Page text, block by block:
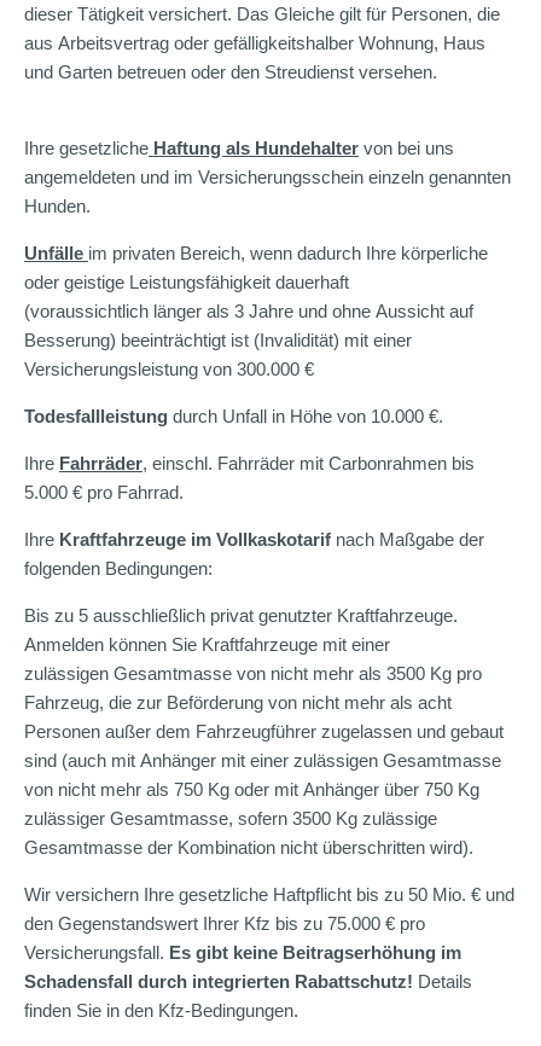
dieser Tätigkeit versichert. Das Gleiche gilt für Personen, die
aus Arbeitsvertrag oder gefälligkeitshalber Wohnung, Haus
und Garten betreuen oder den Streudienst versehen.
Ihre gesetzliche Haftung als Hundehalter von bei uns
angemeldeten und im Versicherungsschein einzeln genannten
Hunden.
Unfälle im privaten Bereich, wenn dadurch Ihre körperliche
oder geistige Leistungsfähigkeit dauerhaft
(voraussichtlich länger als 3 Jahre und ohne Aussicht auf
Besserung) beeinträchtigt ist (Invalidität) mit einer
Versicherungsleistung von 300.000 €
Todesfallleistung durch Unfall in Höhe von 10.000 €.
Ihre Fahrräder, einschl. Fahrräder mit Carbonrahmen bis
5.000 € pro Fahrrad.
Ihre Kraftfahrzeuge im Vollkaskotarif nach Maßgabe der
folgenden Bedingungen:
Bis zu 5 ausschließlich privat genutzter Kraftfahrzeuge.
Anmelden können Sie Kraftfahrzeuge mit einer
zulässigen Gesamtmasse von nicht mehr als 3500 Kg pro
Fahrzeug, die zur Beförderung von nicht mehr als acht
Personen außer dem Fahrzeugführer zugelassen und gebaut
sind (auch mit Anhänger mit einer zulässigen Gesamtmasse
von nicht mehr als 750 Kg oder mit Anhänger über 750 Kg
zulässiger Gesamtmasse, sofern 3500 Kg zulässige
Gesamtmasse der Kombination nicht überschritten wird).
Wir versichern Ihre gesetzliche Haftpflicht bis zu 50 Mio. € und
den Gegenstandswert Ihrer Kfz bis zu 75.000 € pro
Versicherungsfall. Es gibt keine Beitragserhöhung im
Schadensfall durch integrierten Rabattschutz! Details
finden Sie in den Kfz-Bedingungen.